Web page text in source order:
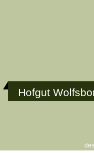
HofgutHofgut Wolfsborn |